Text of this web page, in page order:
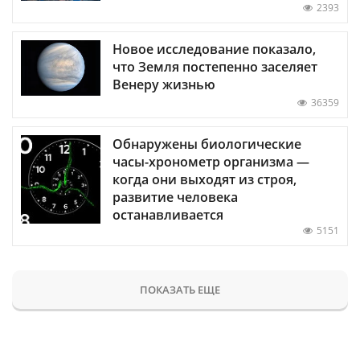
2393
Новое исследование показало,
что Земля постепенно заселяет
Венеру жизнью
36359
Обнаружены биологические
часы-хронометр организма —
когда они выходят из строя,
развитие человека
останавливается
5151
ПОКАЗАТЬ ЕЩЕ